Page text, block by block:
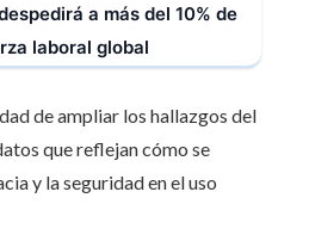
a más del 10% de
laboral global
de ampliar los hallazgos del
que reflejan cómo se
y la seguridad en el uso